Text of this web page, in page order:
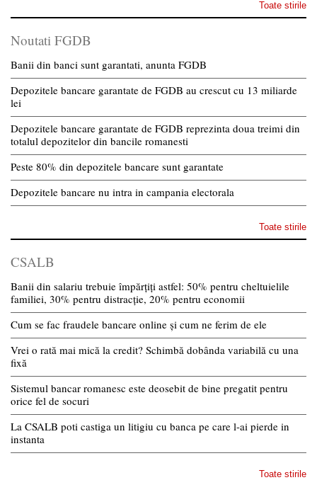
Toate stirile
Noutati FGDB
Banii din banci sunt garantati, anunta FGDB
Depozitele bancare garantate de FGDB au crescut cu 13 miliarde
lei
Depozitele bancare garantate de FGDB reprezinta doua treimi din
totalul depozitelor din bancile romanesti
Peste 80% din depozitele bancare sunt garantate
Depozitele bancare nu intra in campania electorala
Toate stirile
CSALB
Banii din salariu trebuie împărțiți astfel: 50% pentru cheltuielile
familiei, 30% pentru distracție, 20% pentru economii
Cum se fac fraudele bancare online și cum ne ferim de ele
Vrei o rată mai mică la credit? Schimbă dobânda variabilă cu una
fixă
Sistemul bancar romanesc este deosebit de bine pregatit pentru
orice fel de socuri
La CSALB poti castiga un litigiu cu banca pe care l-ai pierde in
instanta
Toate stirile